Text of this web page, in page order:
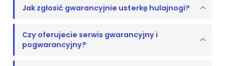
Jak zgłosić gwarancyjnie usterkę hulajnogi?
Czy oferujecie serwis gwarancyjny i
pogwarancyjny?